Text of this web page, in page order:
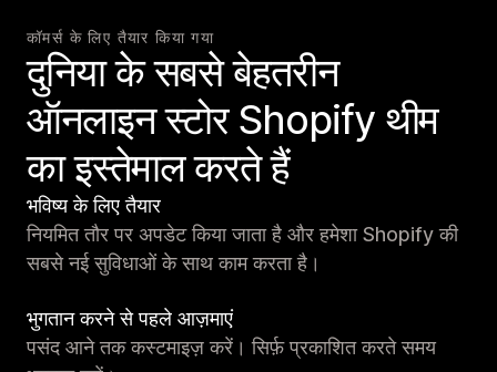
कॉमर्स के लिए तैयार किया गया
दुनिया के सबसे बेहतरीन
ऑनलाइन स्टोर Shopify थीम
का इस्तेमाल करते हैं
भविष्य के लिए तैयार
नियमित तौर पर अपडेट किया जाता है और हमेशा Shopify की
सबसे नई सुविधाओं के साथ काम करता है।
भुगतान करने से पहले आज़माएं
पसंद आने तक कस्टमाइज़ करें। सिर्फ़ प्रकाशित करते समय